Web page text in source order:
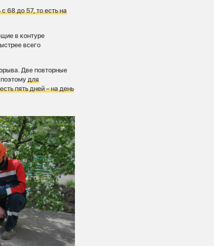
68 до 57, то есть на
в контуре
всего
Две повторные
поэтомудля
пять дней – на день